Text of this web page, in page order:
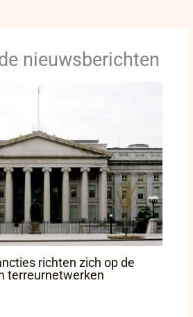
nieuwsberichten
richten zich op de
terreurnetwerken